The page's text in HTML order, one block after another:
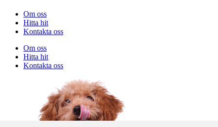
Om oss
Hitta hit
Kontakta oss
Om oss
Hitta hit
Kontakta oss